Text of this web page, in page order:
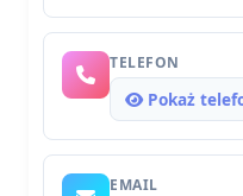
TELEFON
Pokaż
EMAIL